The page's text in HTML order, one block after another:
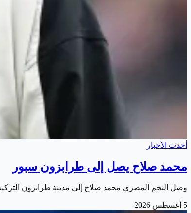
أحدث الأخبار
محمد صلاح يصل إلى طرابزون سبور
وصل النجم المصري محمد صلاح إلى مدينة طرابزون
5 أغسطس 2026